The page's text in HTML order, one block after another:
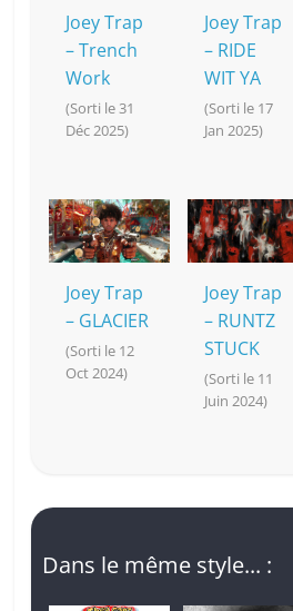
k
Joey Trap
– Trench
Work
(Sorti le 31
Déc 2025)
Joey Trap
– RIDE
WIT YA
(Sorti le 17
Jan 2025)
Joey Trap
– GLACIER
(Sorti le 12
Oct 2024)
Joey Trap
– RUNTZ
STUCK
(Sorti le 11
Juin 2024)
Dans le même style... :